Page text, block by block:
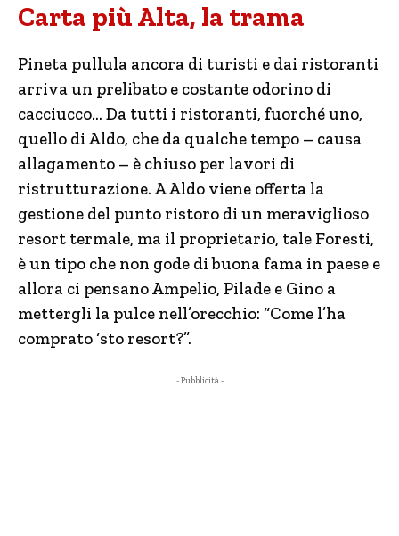
Carta più Alta, la trama
Pineta pullula ancora di turisti e dai ristoranti
arriva un prelibato e costante odorino di
cacciucco… Da tutti i ristoranti, fuorché uno,
quello di Aldo, che da qualche tempo – causa
allagamento – è chiuso per lavori di
ristrutturazione. A Aldo viene offerta la
gestione del punto ristoro di un meraviglioso
resort termale, ma il proprietario, tale Foresti,
è un tipo che non gode di buona fama in paese e
allora ci pensano Ampelio, Pilade e Gino a
mettergli la pulce nell’orecchio: “Come l’ha
comprato ‘sto resort?”.
- Pubblicità -